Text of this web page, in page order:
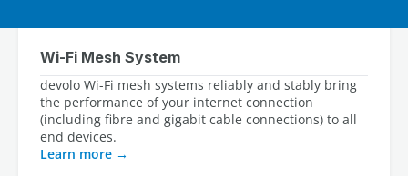
Wi‑Fi Mesh System
devolo Wi-Fi mesh systems reliably and stably bring
the performance of your internet connection
(including fibre and gigabit cable connections) to all
Learn more